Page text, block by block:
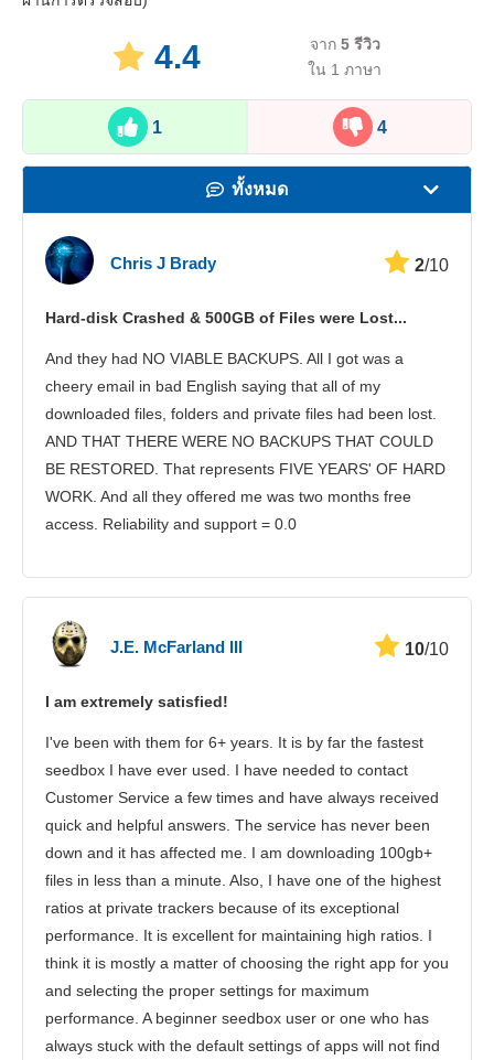
4.4 จาก 5รีวิว
ใน 1 ภาษา
1 4
ทั้งหมด
บริการลูกค้า
Chris J Brady 2/10
Hard-disk Crashed & 500GB of Files were Lost...
And they had NO VIABLE BACKUPS. All I got was a
cheery email in bad English saying that all of my
downloaded files, folders and private files had been lost.
AND THAT THERE WERE NO BACKUPS THAT COULD
BE RESTORED. That represents FIVE YEARS' OF HARD
WORK. And all they offered me was two months free
access. Reliability and support = 0.0
J.E. McFarland III 10/10
I am extremely satisfied!
I've been with them for 6+ years. It is by far the fastest
seedbox I have ever used. I have needed to contact
Customer Service a few times and have always received
quick and helpful answers. The service has never been
down and it has affected me. I am downloading 100gb+
files in less than a minute. Also, I have one of the highest
ratios at private trackers because of its exceptional
performance. It is excellent for maintaining high ratios. I
think it is mostly a matter of choosing the right app for you
and selecting the proper settings for maximum
performance. A beginner seedbox user or one who has
always stuck with the default settings of apps will not find